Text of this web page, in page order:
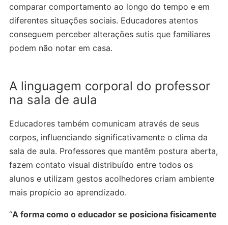
comparar comportamento ao longo do tempo e em
diferentes situações sociais. Educadores atentos
conseguem perceber alterações sutis que familiares
podem não notar em casa.
A linguagem corporal do professor
na sala de aula
Educadores também comunicam através de seus
corpos, influenciando significativamente o clima da
sala de aula. Professores que mantêm postura aberta,
fazem contato visual distribuído entre todos os
alunos e utilizam gestos acolhedores criam ambiente
mais propício ao aprendizado.
“A forma como o educador se posiciona fisicamente